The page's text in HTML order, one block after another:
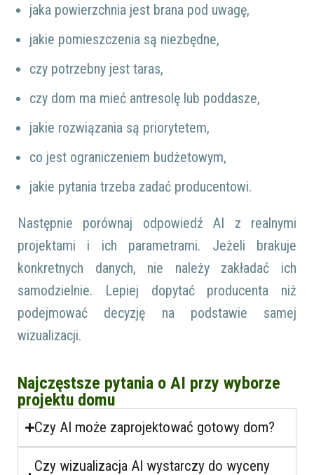
jaka powierzchnia jest brana pod uwagę,
jakie pomieszczenia są niezbędne,
czy potrzebny jest taras,
czy dom ma mieć antresolę lub poddasze,
jakie rozwiązania są priorytetem,
co jest ograniczeniem budżetowym,
jakie pytania trzeba zadać producentowi.
Następnie porównaj odpowiedź AI z realnymi
projektami i ich parametrami. Jeżeli brakuje
konkretnych danych, nie należy zakładać ich
samodzielnie. Lepiej dopytać producenta niż
podejmować decyzję na podstawie samej
wizualizacji.
Najczęstsze pytania o AI przy wyborze
projektu domu
Czy AI może zaprojektować gotowy dom?
Czy wizualizacja AI wystarczy do wyceny